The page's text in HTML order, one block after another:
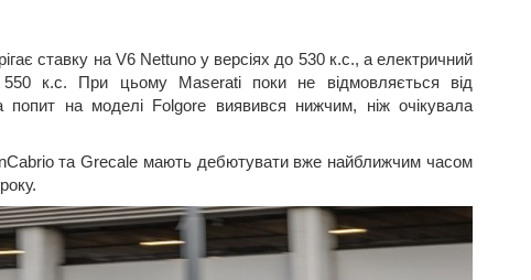
ставку на V6 Nettuno у версіях до 530 к.с., а електричний
к.с. При цьому Maserati поки не відмовляється від
попит на моделі Folgore виявився нижчим, ніж очікувала
та Grecale мають дебютувати вже найближчим часом